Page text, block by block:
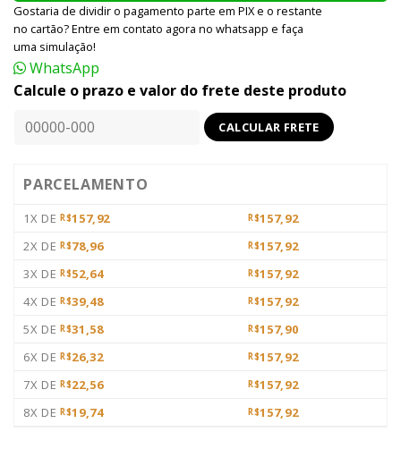
Gostaria de dividir o pagamento parte em PIX e o restante
no cartão? Entre em contato agora no whatsapp e faça
uma simulação!
WhatsApp
Calcule o prazo e valor do frete deste produto
PARCELAMENTO
1X DE R$157,92 R$157,92
2X DE R$78,96 R$157,92
3X DE R$52,64 R$157,92
4X DE R$39,48 R$157,92
5X DE R$31,58 R$157,90
6X DE R$26,32 R$157,92
7X DE R$22,56 R$157,92
8X DE R$19,74 R$157,92